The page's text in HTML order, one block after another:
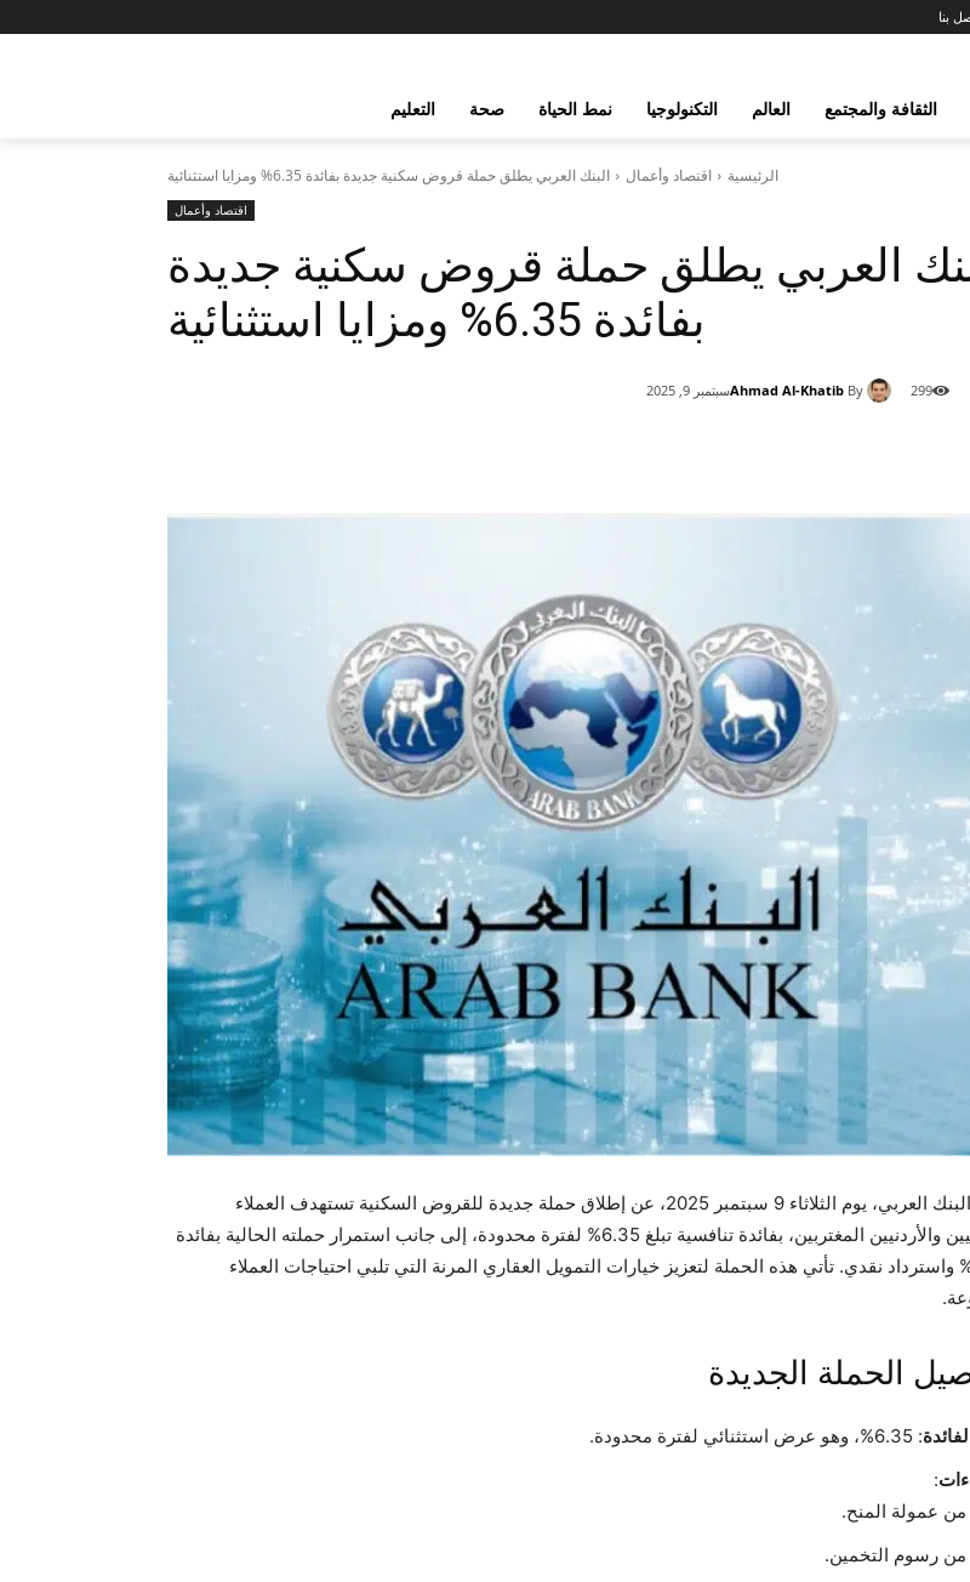
بنا
الثقافة والمجتمع العالم التكنولوجيا نمط الحياة صحة التعليم
الرئيسية اقتصاد وأعمال البنك العربي يطلق حملة قروض سكنية جديدة بفائدة 6.35% ومزايا استثنائية
اقتصاد وأعمال
العربي يطلق حملة قروض سكنية جديدة
بفائدة 6.35% ومزايا استثنائية
By
Ahmad Al-Khatibسبتمبر 9, 2025 299
أعلن البنك العربي، يوم الثلاثاء 9 سبتمبر 2025، عن إطلاق حملة جديدة للقروض السكنية تستهدف العملاء
المحليين والأردنيين المغتربين، بفائدة تنافسية تبلغ 6.35% لفترة محدودة، إلى جانب استمرار حملته الحالية بفائدة
واسترداد نقدي. تأتي هذه الحملة لتعزيز خيارات التمويل العقاري المرنة التي تلبي احتياجات العملاء
الحملة الجديدة
: 6.35%، وهو عرض استثنائي لفترة محدودة.
:
من عمولة المنح.
من رسوم التخمين.